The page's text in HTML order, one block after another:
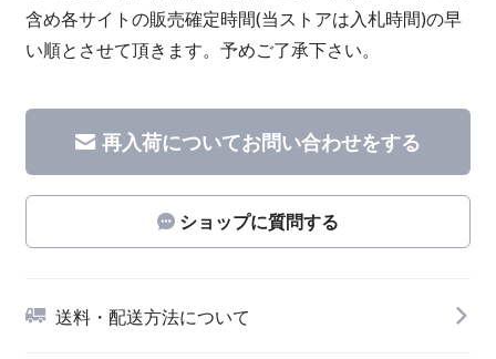
含め各サイトの販売確定時間(当ストアは入札時間)の早
い順とさせて頂きます。予めご了承下さい。
再入荷についてお問い合わせをする
ショップに質問する
送料・配送方法について